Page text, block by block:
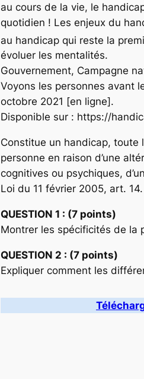
au cours de la vie, le
quotidien ! Les enjeux du
au handicap qui reste la
évoluer les mentalités.
Gouvernement, Campagne
Voyons les personnes avant
octobre 2021 [en ligne].
Disponible sur : https://
Constitue un handicap, toute
personne en raison d’une
cognitives ou psychiques,
Loi du 11 février 2005, art. 14.
QUESTION 1 : (7 points)
Montrer les spécificités de la
QUESTION 2 : (7 points)
Expliquer comment les